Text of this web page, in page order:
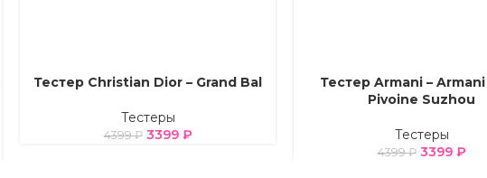
ВЫБЕРИТЕ ПАРАМЕТРЫ
Тестер Christian Dior – Grand Bal
Тестеры
4399₽ 3399 ₽
ВЫБЕРИТЕ ПАРАМЕТРЫ
Тестер Armani –
Pivoine Suzhou
Тестеры
4399₽ 3399 ₽